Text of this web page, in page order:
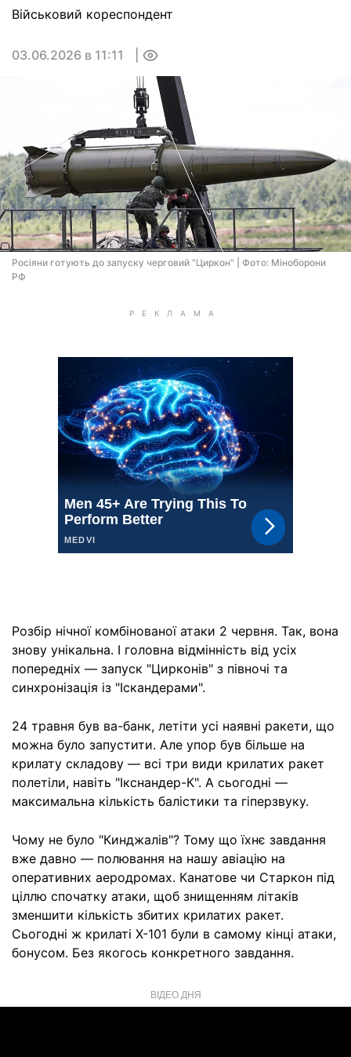
Військовий кореспондент
03.06.2026 в 11:11
Росіяни готують до запуску черговий "Циркон" | Фото: Мiноборони
РФ
Розбір нічної комбінованої атаки 2 червня. Так, вона
знову унікальна. І головна відмінність від усіх
попередніх — запуск "Цирконів" з півночі та
синхронізація із "Іскандерами".
24 травня був ва-банк, летіти усі наявні ракети, що
можна було запустити. Але упор був більше на
крилату складову — всі три види крилатих ракет
полетіли, навіть "Ікснандер-К". А сьогодні —
максимальна кількість балістики та гіперзвуку.
Чому не було "Кинджалів"? Тому що їхнє завдання
вже давно — полювання на нашу авіацію на
оперативних аеродромах. Канатове чи Старкон під
ціллю спочатку атаки, щоб знищенням літаків
зменшити кількість збитих крилатих ракет.
Сьогодні ж крилаті Х-101 були в самому кінці атаки,
бонусом. Без якогось конкретного завдання.
ВІДЕО ДНЯ